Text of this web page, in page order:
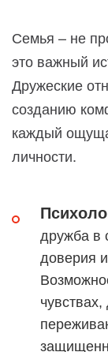
Семья – не
это важный
Дружеские
созданию
каждый
личности.
дружба в
доверия